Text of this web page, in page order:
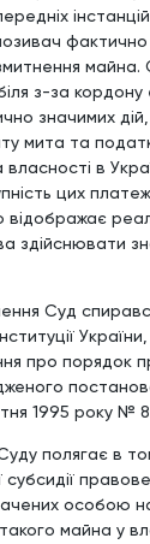
майна.
з-за
значимих
мита та
в
цих
відображає
здійснювати
Суд
про порядок
1995 року №
полягає в
особою
майна у